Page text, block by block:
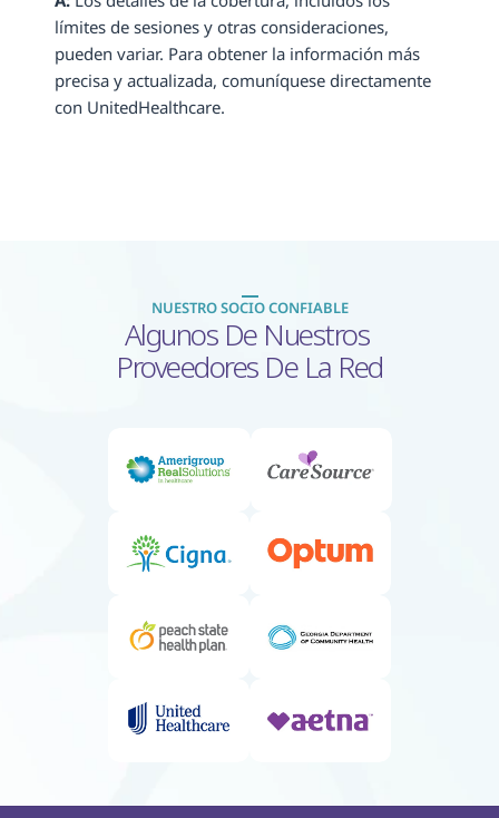
límites de sesiones y otras consideraciones,
pueden variar. Para obtener la información más
precisa y actualizada, comuníquese directamente
con UnitedHealthcare.
NUESTRO SOCIO CONFIABLE
Algunos De Nuestros
Proveedores De La Red